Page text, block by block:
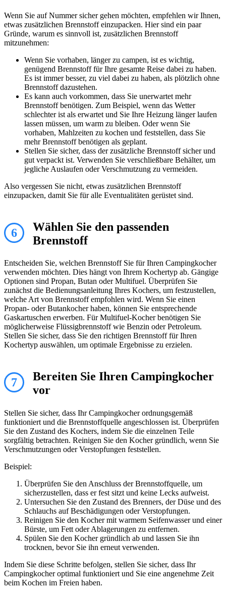
Wenn Sie auf Nummer sicher gehen möchten, empfehlen wir Ihnen,
etwas zusätzlichen Brennstoff einzupacken. Hier sind ein paar
Gründe, warum es sinnvoll ist, zusätzlichen Brennstoff
mitzunehmen:
Wenn Sie vorhaben, länger zu campen, ist es wichtig,
genügend Brennstoff für Ihre gesamte Reise dabei zu haben.
Es ist immer besser, zu viel dabei zu haben, als plötzlich ohne
Brennstoff dazustehen.
Es kann auch vorkommen, dass Sie unerwartet mehr
Brennstoff benötigen. Zum Beispiel, wenn das Wetter
schlechter ist als erwartet und Sie Ihre Heizung länger laufen
lassen müssen, um warm zu bleiben. Oder wenn Sie
vorhaben, Mahlzeiten zu kochen und feststellen, dass Sie
mehr Brennstoff benötigen als geplant.
Stellen Sie sicher, dass der zusätzliche Brennstoff sicher und
gut verpackt ist. Verwenden Sie verschließbare Behälter, um
jegliche Auslaufen oder Verschmutzung zu vermeiden.
Also vergessen Sie nicht, etwas zusätzlichen Brennstoff
einzupacken, damit Sie für alle Eventualitäten gerüstet sind.
6
Wählen Sie den passenden
Brennstoff
Entscheiden Sie, welchen Brennstoff Sie für Ihren Campingkocher
verwenden möchten. Dies hängt von Ihrem Kochertyp ab. Gängige
Optionen sind Propan, Butan oder Multifuel. Überprüfen Sie
zunächst die Bedienungsanleitung Ihres Kochers, um festzustellen,
welche Art von Brennstoff empfohlen wird. Wenn Sie einen
Propan- oder Butankocher haben, können Sie entsprechende
Gaskartuschen erwerben. Für Multifuel-Kocher benötigen Sie
möglicherweise Flüssigbrennstoff wie Benzin oder Petroleum.
Stellen Sie sicher, dass Sie den richtigen Brennstoff für Ihren
Kochertyp auswählen, um optimale Ergebnisse zu erzielen.
7
Bereiten Sie Ihren Campingkocher
vor
Stellen Sie sicher, dass Ihr Campingkocher ordnungsgemäß
funktioniert und die Brennstoffquelle angeschlossen ist. Überprüfen
Sie den Zustand des Kochers, indem Sie die einzelnen Teile
sorgfältig betrachten. Reinigen Sie den Kocher gründlich, wenn Sie
Verschmutzungen oder Verstopfungen feststellen.
Beispiel:
Überprüfen Sie den Anschluss der Brennstoffquelle, um
sicherzustellen, dass er fest sitzt und keine Lecks aufweist.
Untersuchen Sie den Zustand des Brenners, der Düse und des
Schlauchs auf Beschädigungen oder Verstopfungen.
Reinigen Sie den Kocher mit warmem Seifenwasser und einer
Bürste, um Fett oder Ablagerungen zu entfernen.
Spülen Sie den Kocher gründlich ab und lassen Sie ihn
trocknen, bevor Sie ihn erneut verwenden.
Indem Sie diese Schritte befolgen, stellen Sie sicher, dass Ihr
Campingkocher optimal funktioniert und Sie eine angenehme Zeit
beim Kochen im Freien haben.